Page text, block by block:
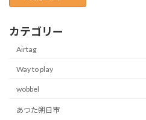
カテゴリー
Airtag
Way to play
wobbel
あつた朔日市